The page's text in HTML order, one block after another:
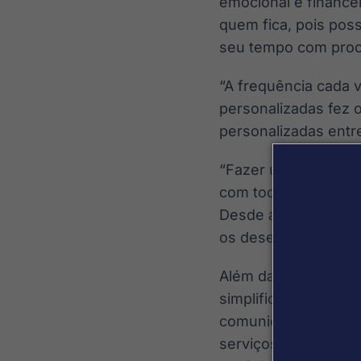
quem fica, pois
seu tempo com
“A frequência cada
personalizadas fez
personalizadas
“Fazer um
com toda a história
Desde a
os desejos da
Além da
simplificados e
comunicação,
serviços